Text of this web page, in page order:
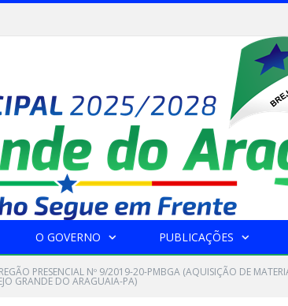
O GOVERNO PUBLICAÇÕES
PRESENCIAL Nº 9/2019-20-PMBGA (AQUISIÇÃO DE
GRANDE DO ARAGUAIA-PA)